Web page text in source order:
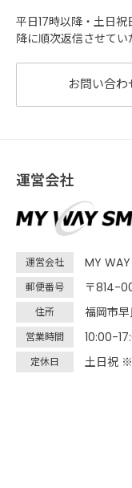
平日17時以降・土日
降に順次返信させてい
お問い合
運営会社
運営会社 MY
郵便番号 〒814-
住所 福岡市
営業時間 10:00-
定休日 土日祝